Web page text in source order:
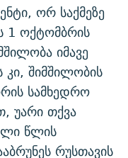
ორ საქმეზე
1 ოქტომბრის
იმავე
შიმშილობის
სამხედრო
უარი თქვა
წლის
რუსთავის